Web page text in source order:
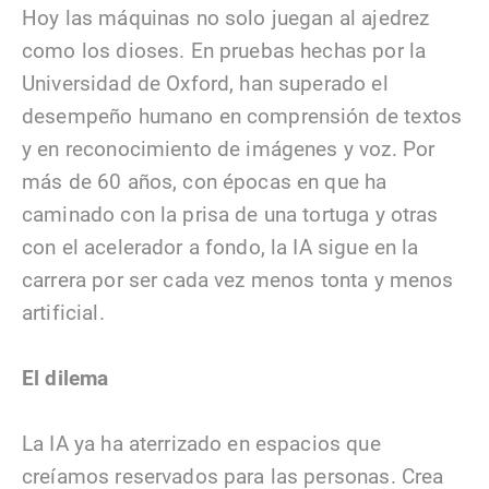
Hoy las máquinas no solo juegan al ajedrez
como los dioses. En pruebas hechas por la
Universidad de Oxford, han superado el
desempeño humano en comprensión de textos
y en reconocimiento de imágenes y voz. Por
más de 60 años, con épocas en que ha
caminado con la prisa de una tortuga y otras
con el acelerador a fondo, la IA sigue en la
carrera por ser cada vez menos tonta y menos
artificial.
El dilema
La IA ya ha aterrizado en espacios que
creíamos reservados para las personas. Crea